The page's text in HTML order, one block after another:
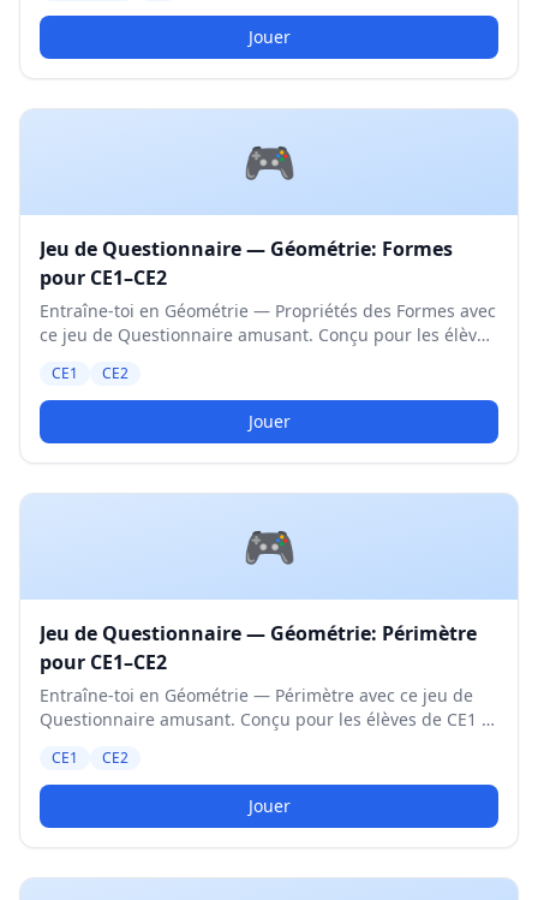
Jouer
🎮
Jeu de Questionnaire — Géométrie: Formes
pour CE1–CE2
Entraîne-toi en Géométrie — Propriétés des Formes avec
ce jeu de Questionnaire amusant. Conçu pour les élèves
CE1 CE2
Jouer
🎮
Jeu de Questionnaire — Géométrie: Périmètre
pour CE1–CE2
Entraîne-toi en Géométrie — Périmètre avec ce jeu de
Questionnaire amusant. Conçu pour les élèves de CE1 et
CE1 CE2
Jouer